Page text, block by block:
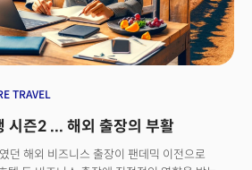
수 있을까요?&nbsp;<CEO 포커스> 24호에서는
도움이 될 3가지 콘텐츠를 소개합니다.
TRAVEL
시즌2 ... 해외 출장의 부활
던 해외 비즈니스 출장이 팬데믹 이전으로